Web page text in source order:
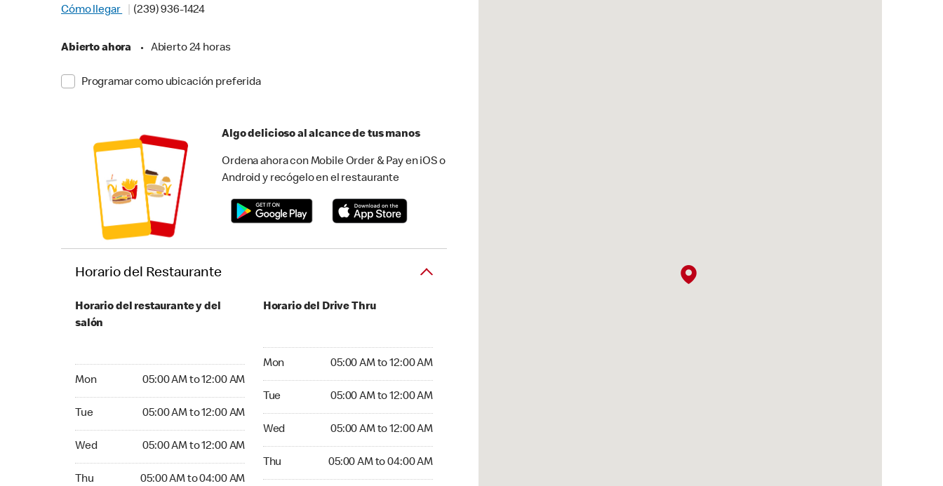
Cómo llegar
(239) 936-1424
Abierto ahora • Abierto 24 horas
Programar como ubicación preferida
Algo delicioso al alcance de tus manos
Ordena ahora con Mobile Order & Pay en iOS o
Android y recógelo en el restaurante
Horario del Restaurante
Horario del restaurante y del
salón
Mon 05:00 AM to 12:00 AM
Tue 05:00 AM to 12:00 AM
Wed 05:00 AM to 12:00 AM
Thu 05:00 AM to 04:00 AM
Horario del Drive Thru
Mon 05:00 AM to 12:00 AM
Tue 05:00 AM to 12:00 AM
Wed 05:00 AM to 12:00 AM
Thu 05:00 AM to 04:00 AM